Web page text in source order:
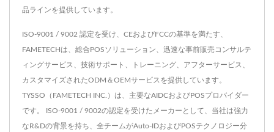
品ラインを提供しています。
ISO-9001 / 9002 認定を受け、CEおよびFCCの基準を満たす、
FAMETECHは、総合POSソリューション、迅速な事前販売コンサルテ
ィングサービス、技術サポート、トレーニング、アフターサービス、
カスタマイズされたODM＆OEMサービスを提供しています。
TYSSO（FAMETECH INC.）は、主要なAIDCおよびPOSプロバイダー
です。 ISO-9001 / 9002の認定を受けたメーカーとして、当社は強力
なR&Dの背景を持ち、全チームがAuto-IDおよびPOSテクノロジー分